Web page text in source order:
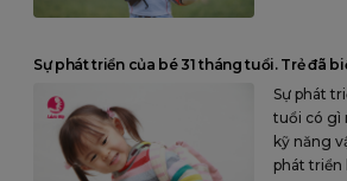
Sự phát triển của bé 31 tháng tuổi. Trẻ đã
Sự phát
tuổi có gì
kỹ năng
phát triển